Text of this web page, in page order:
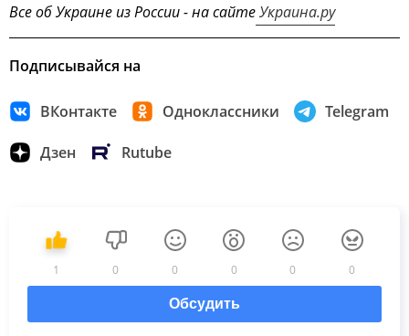
Все об Украине из России - на сайтеУкраина.ру
Подписывайся на
ВКонтакте Одноклассники Telegram
Дзен Rutube
1 0 0 0 0 0
Обсудить